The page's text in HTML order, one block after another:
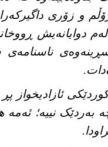
و زۆری
دوایانەیش
ئازادیخواز
بەردێک نییە؛ ئەمە